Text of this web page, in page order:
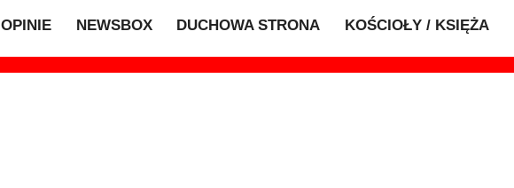
OPINIE NEWSBOX DUCHOWA STRONA KOŚCIOŁY / KSIĘŻA